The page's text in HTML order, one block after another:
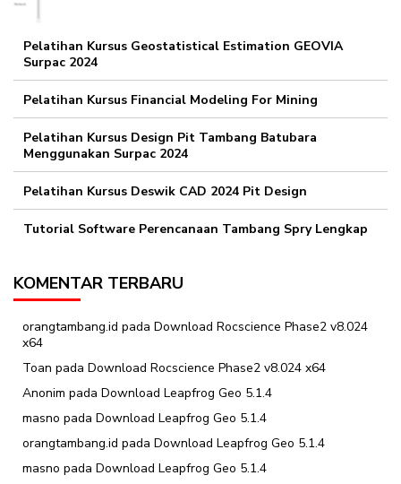
Pelatihan Kursus Geostatistical Estimation GEOVIA
Surpac 2024
Pelatihan Kursus Financial Modeling For Mining
Pelatihan Kursus Design Pit Tambang Batubara
Menggunakan Surpac 2024
Pelatihan Kursus Deswik CAD 2024 Pit Design
Tutorial Software Perencanaan Tambang Spry Lengkap
KOMENTAR TERBARU
orangtambang.id pada Download Rocscience Phase2 v8.024
x64
Toan pada Download Rocscience Phase2 v8.024 x64
Anonim pada Download Leapfrog Geo 5.1.4
masno pada Download Leapfrog Geo 5.1.4
orangtambang.id pada Download Leapfrog Geo 5.1.4
masno pada Download Leapfrog Geo 5.1.4